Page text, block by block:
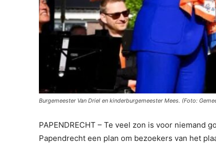
Burgemeester Van Driel en kinderburgemeester Mees. (Foto:
PAPENDRECHT – Te veel zon is voor niemand
Papendrecht een plan om bezoekers van het